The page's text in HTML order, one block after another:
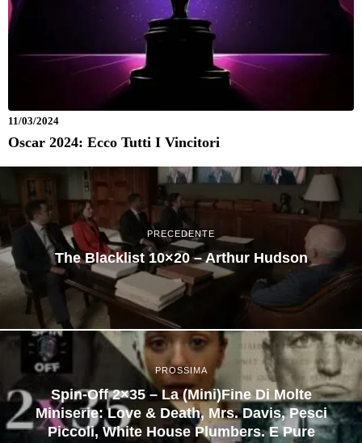
11/03/2024
Oscar 2024: Ecco Tutti I Vincitori
PRECEDENTE
The Blacklist 10×20 – Arthur Hudson
PROSSIMA
Spin-Off 2×35 – La (mini)fine Di Molte
Miniserie: Love & Death, Mrs. Davis, Pesci
Piccoli, White House Plumbers. E Pure